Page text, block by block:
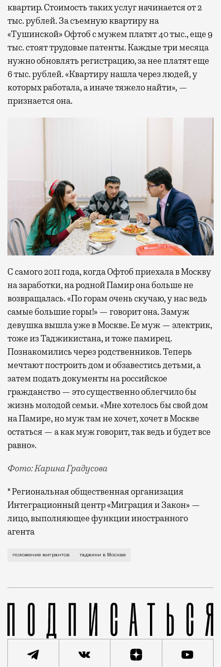
квартир. Стоимость таких услуг начинается от 2
тыс. рублей. За съемную квартиру на
«Тушинской» Офтоб с мужем платят 40 тыс., еще 9
тыс. стоят трудовые патенты. Каждые три месяца
нужно обновлять регистрацию, за нее платят еще
6 тыс. рублей. «Квартиру нашла через людей, у
которых работала, а иначе тяжело найти», —
признается она.
С самого 2011 года, когда Офтоб приехала в Москву
на заработки, на родной Памир она больше не
возвращалась. «По горам очень скучаю, у нас ведь
самые большие горы!» — говорит она. Замуж
девушка вышла уже в Москве. Ее муж — электрик,
тоже из Таджикистана, и тоже памирец.
Познакомились через родственников. Теперь
мечтают построить дом и обзавестись детьми, а
затем подать документы на российское
гражданство — это существенно облегчило бы
жизнь молодой семьи. «Мне хотелось бы свой дом
на Памире, но муж там не хочет, хочет в Москве
остаться — а как муж говорит, так ведь и будет все
равно».
Фото: Карина Градусова
* Региональная общественная организация
Интеграционный центр «Миграция и Закон» —
лицо, выполняющее функции иностранного
агента
положение мигрантов таджики в Москве